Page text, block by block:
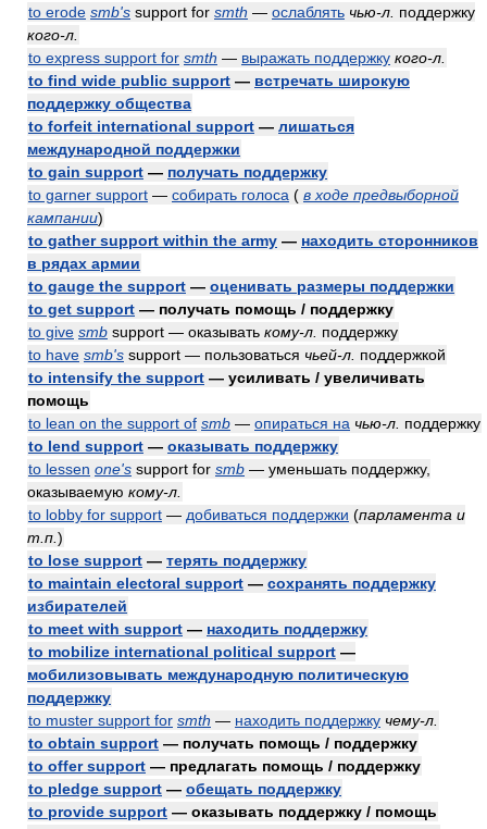
to erode smb's support for smth — ослаблять чью-л. поддержку
кого-л.
to express support for smth — выражать поддержку кого-л.
to find wide public support — встречать широкую
поддержку общества
to forfeit international support — лишаться
международной поддержки
to gain support — получать поддержку
to garner support — собирать голоса ( в ходе предвыборной
кампании)
to gather support within the army — находить сторонников
в рядах армии
to gauge the support — оценивать размеры поддержки
to get support — получать помощь / поддержку
to give smb support — оказывать кому-л. поддержку
to have smb's support — пользоваться чьей-л. поддержкой
to intensify the support — усиливать / увеличивать
помощь
to lean on the support of smb — опираться на чью-л. поддержку
to lend support — оказывать поддержку
to lessen one's support for smb — уменьшать поддержку,
оказываемую кому-л.
to lobby for support — добиваться поддержки (парламента и
т.п. )
to lose support — терять поддержку
to maintain electoral support — сохранять поддержку
избирателей
to meet with support — находить поддержку
to mobilize international political support —
мобилизовывать международную политическую
поддержку
to muster support for smth — находить поддержку чему-л.
to obtain support — получать помощь / поддержку
to offer support — предлагать помощь / поддержку
to pledge support — обещать поддержку
to provide support — оказывать поддержку / помощь